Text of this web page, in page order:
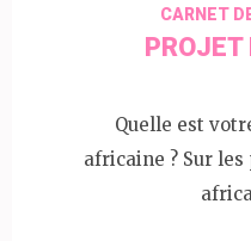
CARNET
PROJET
Quelle est
africaine ? Sur